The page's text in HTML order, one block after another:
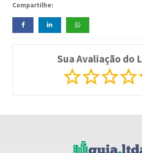
Compartilhe:
Sua Avaliação do